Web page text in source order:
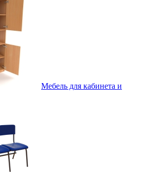
Мебель для кабинета и